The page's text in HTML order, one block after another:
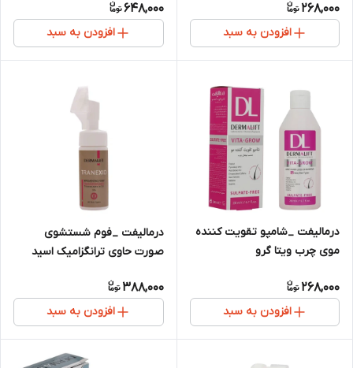
268,000
افزودن به سبد
648,000
افزودن به سبد
درمالیفت _شامپو تقویت کننده
موی چرب ویتا گرو
268,000
افزودن به سبد
درمالیفت _فوم شستشوی
صورت حاوی ترانگزامیک اسید
388,000
افزودن به سبد